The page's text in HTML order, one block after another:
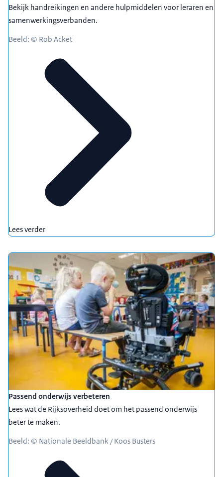
Bekijk handreikingen en andere hulpmiddelen voor leraren en
samenwerkingsverbanden.
Beeld: © Rob Acket
Lees verder
Passend onderwijs verbeteren
Lees wat de Rijksoverheid doet om het passend onderwijs
beter te maken.
Beeld: © Nationale Beeldbank / Koos Busters